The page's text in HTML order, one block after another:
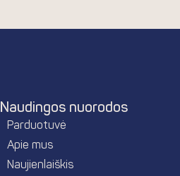
Naudingos nuorodos
Parduotuvė
Apie mus
Naujienlaiškis